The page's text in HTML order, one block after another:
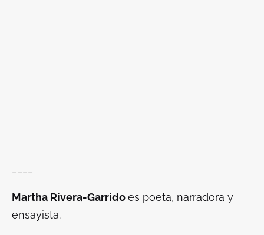
Martha Rivera-Garridoes poeta, narradora y
ensayista.